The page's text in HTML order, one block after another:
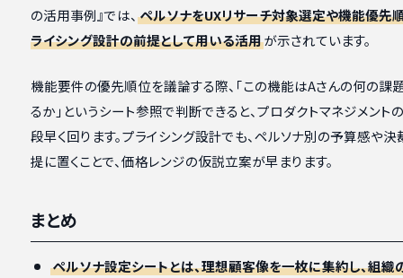
の活用事例』では、 ペルソナをUXリサーチ対象選定や機能優先
ライシング設計の前提として用いる活用が示されています。
機能要件の優先順位を議論する際、「この機能はAさんの何の課
るか」というシート参照で判断できると、プロダクトマネジメント
段早く回ります。プライシング設計でも、ペルソナ別の予算感や
提に置くことで、価格レンジの仮説立案が早まります。
まとめ
ペルソナ設定シートとは、理想顧客像を一枚に集約し、組織